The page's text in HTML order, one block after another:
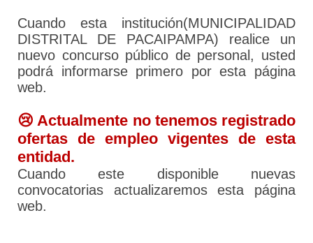
Cuando esta institución(MUNICIPALIDAD
DISTRITAL DE PACAIPAMPA) realice un
nuevo concurso público de personal, usted
podrá informarse primero por esta página
web.
😢 Actualmente no tenemos registrado
ofertas de empleo vigentes de esta
entidad.
Cuando este disponible nuevas
convocatorias actualizaremos esta página
web.